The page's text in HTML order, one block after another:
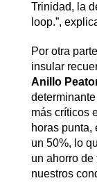
Trinidad, la
loop.”,
Por otra
insular
Anillo
más críticos
horas punta,
un 50%, lo
un ahorro
nuestros